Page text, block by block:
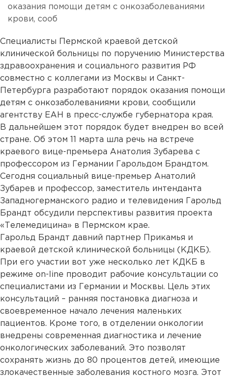
оказания помощи детям с онкозаболеваниями
крови, сооб
Специалисты Пермской краевой детской
клинической больницы по поручению Министерства
здравоохранения и социального развития РФ
совместно с коллегами из Москвы и Санкт-
Петербурга разработают порядок оказания помощи
детям с онкозаболеваниями крови, сообщили
агентству ЕАН в пресс-службе губернатора края.
В дальнейшем этот порядок будет внедрен во всей
стране. Об этом 11 марта шла речь на встрече
краевого вице-премьера Анатолия Зубарева с
профессором из Германии Гарольдом Брандтом.
Сегодня социальный вице-премьер Анатолий
Зубарев и профессор, заместитель интенданта
Западногерманского радио и телевидения Гарольд
Брандт обсудили перспективы развития проекта
«Телемедицина» в Пермском крае.
Гарольд Брандт давний партнер Прикамья и
краевой детской клинической больницы (КДКБ).
При его участии вот уже несколько лет КДКБ в
режиме on-line проводит рабочие консультации со
специалистами из Германии и Москвы. Цель этих
консультаций – ранняя постановка диагноза и
своевременное начало лечения маленьких
пациентов. Кроме того, в отделении онкологии
внедрены современная диагностика и лечение
онкологических заболеваний. Это позволят
сохранять жизнь до 80 процентов детей, имеющие
злокачественные заболевания костного мозга. Этот